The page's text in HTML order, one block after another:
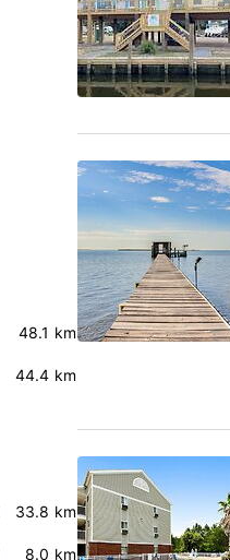
48.1 km
44.4 km
33.8 km
8.0 km